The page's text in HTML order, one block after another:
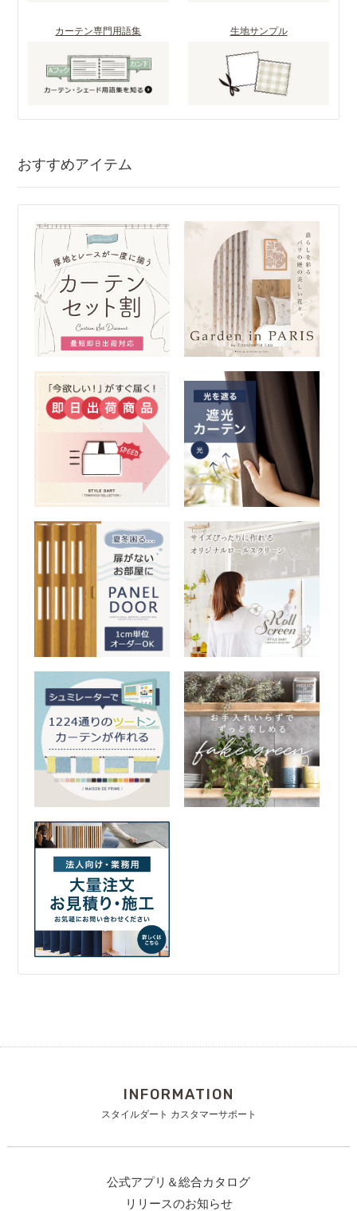
カーテン専門用語集 生地サンプル
おすすめアイテム
INFORMATION
スタイルダート カスタマーサポート
公式アプリ＆総合カタログ
リリースのお知らせ